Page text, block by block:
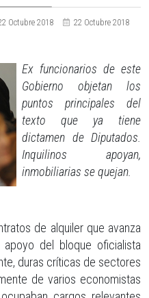
Octubre 2018
22 Octubre 2018
Ex funcionarios de este
Gobierno objetan los
puntos principales del
texto que ya tiene
dictamen de Diputados.
Inquilinos apoyan,
inmobiliarias se quejan.
de alquiler que avanza
del bloque oficialista
duras críticas de sectores
de varios economistas